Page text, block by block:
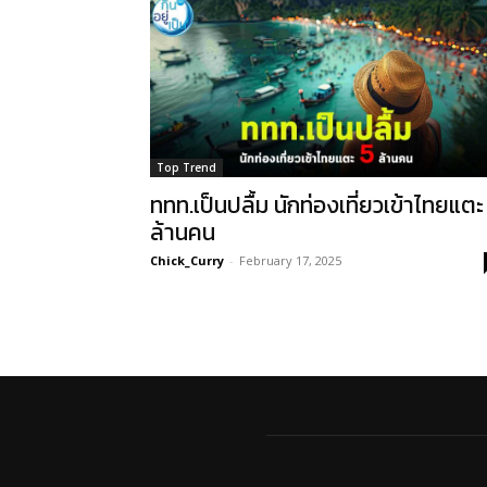
Top Trend
ททท.เป็นปลื้ม นักท่องเที่ยวเข้าไทยแต
ล้านคน
Chick_Curry - February 17, 2025